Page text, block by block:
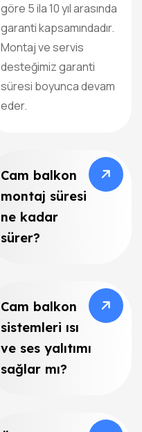
göre 5 ila 10 yıl arasında
garanti kapsamındadır.
Montaj ve servis
desteğimiz garanti
süresi boyunca devam
eder.
Cam balkon
montaj süresi
ne kadar
sürer?
Cam balkon
sistemleri ısı
ve ses yalıtımı
sağlar mı?